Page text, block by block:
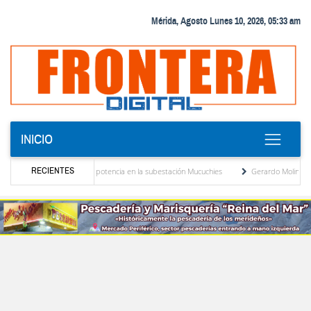
Mérida, Agosto Lunes 10, 2026, 05:33 am
INICIO
RECIENTES
transformador de potencia en la subestación Mucuchies
Gerardo Molina: “El